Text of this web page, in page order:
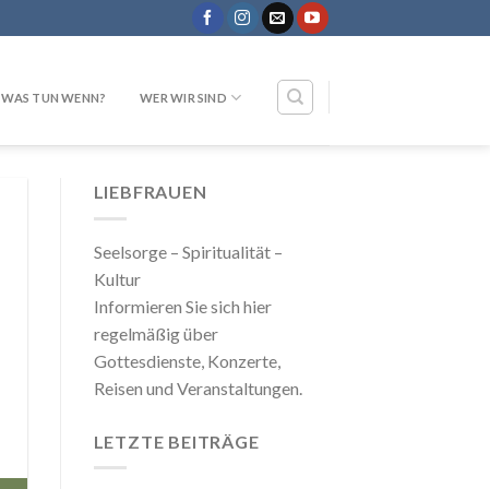
WAS TUN WENN? WER WIR SIND
LIEBFRAUEN
Seelsorge – Spiritualität –
Kultur
Informieren Sie sich hier
regelmäßig über
Gottesdienste, Konzerte,
Reisen und Veranstaltungen.
LETZTE BEITRÄGE